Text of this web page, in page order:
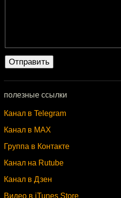
полезные ссылки
Канал в Telegram
Канал в MAX
Группа в Контакте
Канал на Rutube
Канал в Дзен
Видео в iTunes Store